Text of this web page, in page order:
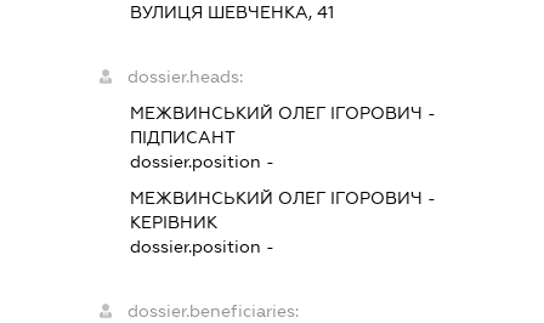
ВУЛИЦЯ ШЕВЧЕНКА, 41
dossier.heads:
МЕЖВИНСЬКИЙ ОЛЕГ ІГОРОВИЧ -
ПІДПИСАНТ
dossier.position -
МЕЖВИНСЬКИЙ ОЛЕГ ІГОРОВИЧ -
КЕРІВНИК
dossier.position -
dossier.beneficiaries: